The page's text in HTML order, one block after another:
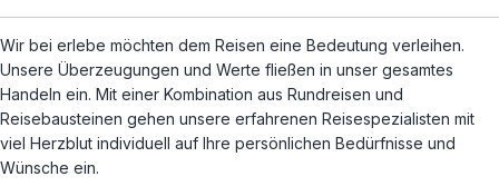
Wir bei erlebe möchten dem Reisen eine Bedeutung verleihen.
Unsere Überzeugungen und Werte fließen in unser gesamtes
Handeln ein. Mit einer Kombination aus Rundreisen und
Reisebausteinen gehen unsere erfahrenen Reisespezialisten mit
viel Herzblut individuell auf Ihre persönlichen Bedürfnisse und
Wünsche ein.